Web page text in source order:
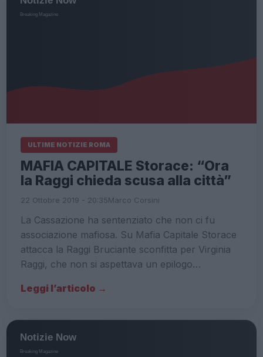
ULTIME NOTIZIE ROMA
MAFIA CAPITALE Storace: “Ora
la Raggi chieda scusa alla città”
22 Ottobre 2019 - 20:35Marco Corsini
La Cassazione ha sentenziato che non ci fu
associazione mafiosa. Su Mafia Capitale Storace
attacca la Raggi Bruciante sconfitta per Virginia
Raggi, che non si aspettava un epilogo…
Leggi l’articolo →